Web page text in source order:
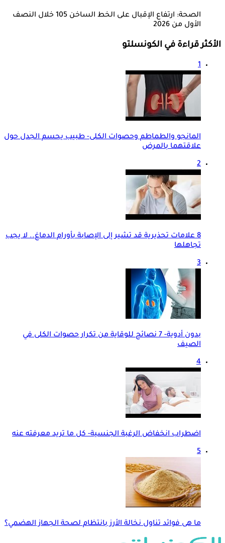
الصحة: ارتفاع الإقبال على الخط الساخن 105 خلال النصف
الأول من 2026
الأكثر قراءة في الكونسلتو
1
المانجو والطماطم وحصوات الكلى- طبيب يحسم الجدل حول
علاقتهما بالمرض
2
8 علامات تحذيرية قد تشير إلى الإصابة بأورام الدماغ.. لا يجب
تجاهلها
3
بدون أدوية- 7 نصائح للوقاية من تكرار حصوات الكلى في
الصيف
4
اضطراب انخفاض الرغبة الجنسية- كل ما تريد معرفته عنه
5
ما هى فوائد تناول نخالة الأرز بانتظام لصحة الجهاز الهضمي؟